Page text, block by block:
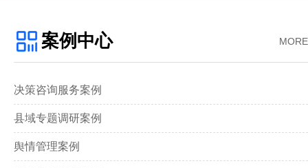
MORE
案例中心
决策咨询服务案例
县域专题调研案例
舆情管理案例